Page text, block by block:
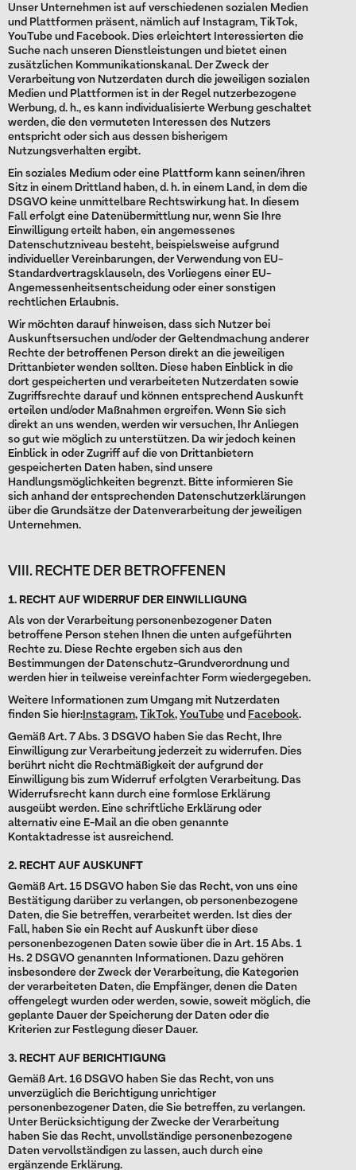
Unser Unternehmen ist auf verschiedenen sozialen Medien
und Plattformen präsent, nämlich auf Instagram, TikTok,
YouTube und Facebook. Dies erleichtert Interessierten die
Suche nach unseren Dienstleistungen und bietet einen
zusätzlichen Kommunikationskanal. Der Zweck der
Verarbeitung von Nutzerdaten durch die jeweiligen sozialen
Medien und Plattformen ist in der Regel nutzerbezogene
Werbung, d. h., es kann individualisierte Werbung geschaltet
werden, die den vermuteten Interessen des Nutzers
entspricht oder sich aus dessen bisherigem
Nutzungsverhalten ergibt.
Ein soziales Medium oder eine Plattform kann seinen/ihren
Sitz in einem Drittland haben, d. h. in einem Land, in dem die
DSGVO keine unmittelbare Rechtswirkung hat. In diesem
Fall erfolgt eine Datenübermittlung nur, wenn Sie Ihre
Einwilligung erteilt haben, ein angemessenes
Datenschutzniveau besteht, beispielsweise aufgrund
individueller Vereinbarungen, der Verwendung von EU-
Standardvertragsklauseln, des Vorliegens einer EU-
Angemessenheitsentscheidung oder einer sonstigen
rechtlichen Erlaubnis.
Wir möchten darauf hinweisen, dass sich Nutzer bei
Auskunftsersuchen und/oder der Geltendmachung anderer
Rechte der betroffenen Person direkt an die jeweiligen
Drittanbieter wenden sollten. Diese haben Einblick in die
dort gespeicherten und verarbeiteten Nutzerdaten sowie
Zugriffsrechte darauf und können entsprechend Auskunft
erteilen und/oder Maßnahmen ergreifen. Wenn Sie sich
direkt an uns wenden, werden wir versuchen, Ihr Anliegen
so gut wie möglich zu unterstützen. Da wir jedoch keinen
Einblick in oder Zugriff auf die von Drittanbietern
gespeicherten Daten haben, sind unsere
Handlungsmöglichkeiten begrenzt. Bitte informieren Sie
sich anhand der entsprechenden Datenschutzerklärungen
über die Grundsätze der Datenverarbeitung der jeweiligen
Unternehmen.
VIII. RECHTE DER BETROFFENEN
1. RECHT AUF WIDERRUF DER EINWILLIGUNG
Als von der Verarbeitung personenbezogener Daten
betroffene Person stehen Ihnen die unten aufgeführten
Rechte zu. Diese Rechte ergeben sich aus den
Bestimmungen der Datenschutz-Grundverordnung und
werden hier in teilweise vereinfachter Form wiedergegeben.
Weitere Informationen zum Umgang mit Nutzerdaten
finden Sie hier:Instagram,TikTok,YouTubeundFacebook.
Gemäß Art. 7 Abs. 3 DSGVO haben Sie das Recht, Ihre
Einwilligung zur Verarbeitung jederzeit zu widerrufen. Dies
berührt nicht die Rechtmäßigkeit der aufgrund der
Einwilligung bis zum Widerruf erfolgten Verarbeitung. Das
Widerrufsrecht kann durch eine formlose Erklärung
ausgeübt werden. Eine schriftliche Erklärung oder
alternativ eine E-Mail an die oben genannte
Kontaktadresse ist ausreichend.
2. RECHT AUF AUSKUNFT
Gemäß Art. 15 DSGVO haben Sie das Recht, von uns eine
Bestätigung darüber zu verlangen, ob personenbezogene
Daten, die Sie betreffen, verarbeitet werden. Ist dies der
Fall, haben Sie ein Recht auf Auskunft über diese
personenbezogenen Daten sowie über die in Art. 15 Abs. 1
Hs. 2 DSGVO genannten Informationen. Dazu gehören
insbesondere der Zweck der Verarbeitung, die Kategorien
der verarbeiteten Daten, die Empfänger, denen die Daten
offengelegt wurden oder werden, sowie, soweit möglich, die
geplante Dauer der Speicherung der Daten oder die
Kriterien zur Festlegung dieser Dauer.
3. RECHT AUF BERICHTIGUNG
Gemäß Art. 16 DSGVO haben Sie das Recht, von uns
unverzüglich die Berichtigung unrichtiger
personenbezogener Daten, die Sie betreffen, zu verlangen.
Unter Berücksichtigung der Zwecke der Verarbeitung
haben Sie das Recht, unvollständige personenbezogene
Daten vervollständigen zu lassen, auch durch eine
ergänzende Erklärung.